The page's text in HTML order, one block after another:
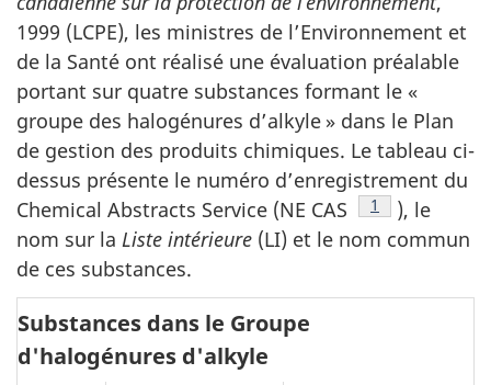
1999 (LCPE), les ministres de l’Environnement et
de la Santé ont réalisé une évaluation préalable
portant sur quatre substances formant le «
groupe des halogénures d’alkyle » dans le Plan
de gestion des produits chimiques. Le tableau ci-
dessus présente le numéro d’enregistrement du
Chemical Abstracts Service (NE CAS
Note de bas de
1
), le
nom sur la Liste intérieure (LI) et le nom commun
de ces substances.
Substances dans le Groupe
d'halogénures d'alkyle